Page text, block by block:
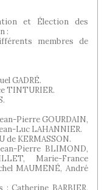
et Élection des
:
membres de
GADRÉ.
TINTURIER.
Pierre GOURDAIN,
Luc LAHANNIER.
de KERMASSON.
Pierre BLIMOND,
Marie-France
MAUMENÉ, André
Catherine BARBIER,